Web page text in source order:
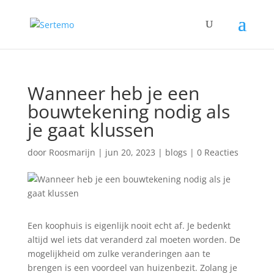
Wanneer heb je een
bouwtekening nodig als
je gaat klussen
door Roosmarijn | jun 20, 2023 | blogs | 0 Reacties
Een koophuis is eigenlijk nooit echt af. Je bedenkt
altijd wel iets dat veranderd zal moeten worden. De
mogelijkheid om zulke veranderingen aan te
brengen is een voordeel van huizenbezit. Zolang je